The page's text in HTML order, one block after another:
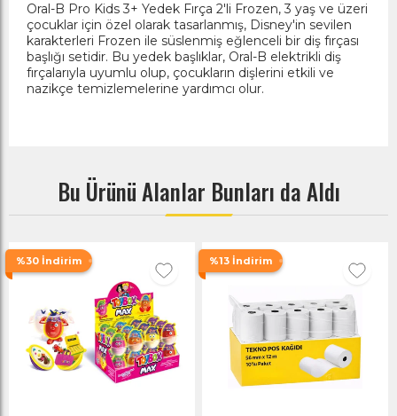
Oral-B Pro Kids 3+ Yedek Fırça 2'li Frozen, 3 yaş ve üzeri
çocuklar için özel olarak tasarlanmış, Disney'in sevilen
karakterleri Frozen ile süslenmiş eğlenceli bir diş fırçası
başlığı setidir. Bu yedek başlıklar, Oral-B elektrikli diş
fırçalarıyla uyumlu olup, çocukların dişlerini etkili ve
nazikçe temizlemelerine yardımcı olur.
Bu Ürünü Alanlar Bunları da Aldı
%30 İndirim %13 İndirim